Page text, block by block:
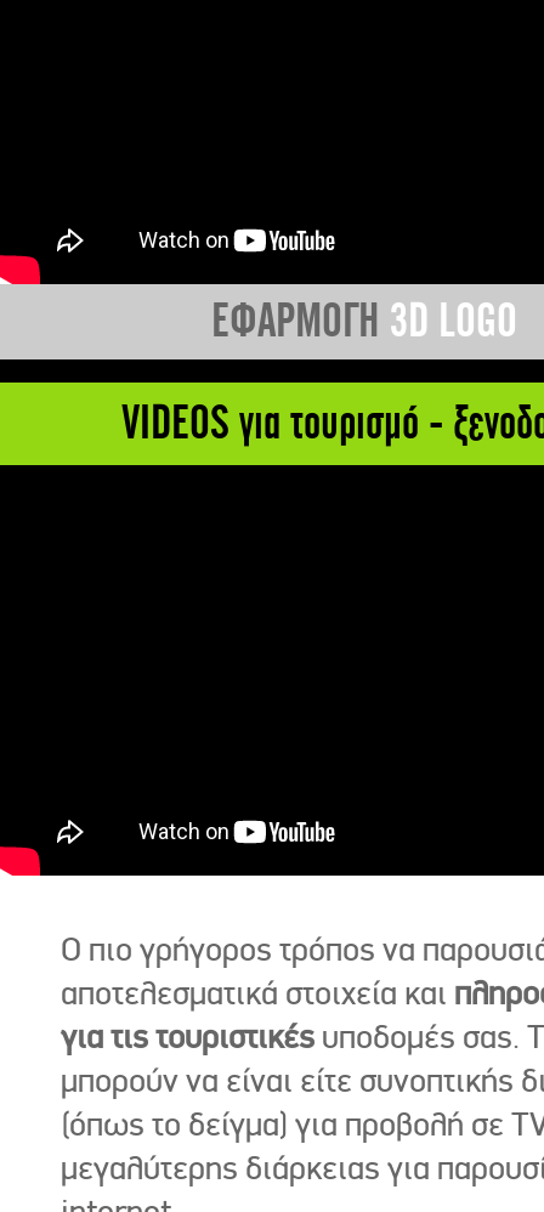
ΕΦΑΡΜΟΓΗ 3D LOGO
VIDEOS για τουρισμό -
Ο πιο γρήγορος τρόπος να
αποτελεσματικά στοιχεία και
για τις τουριστικές υποδομές σας.
μπορούν να είναι είτε συνοπτικής
(όπως το δείγμα) για προβολή σε
μεγαλύτερης διάρκειας για